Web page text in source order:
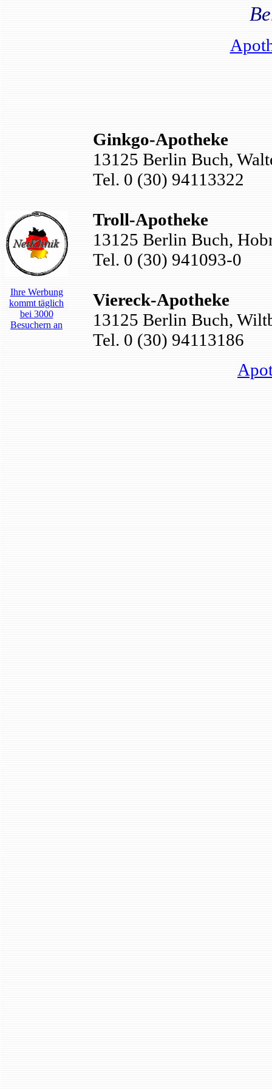
Ihre Werbung
kommt täglich
bei 3000
Besuchern an
Ginkgo-Apotheke
13125 Berlin Buch,
Tel. 0 (30) 94113322
Troll-Apotheke
13125 Berlin Buch,
Tel. 0 (30) 941093-0
Viereck-Apotheke
13125 Berlin Buch,
Tel. 0 (30) 94113186